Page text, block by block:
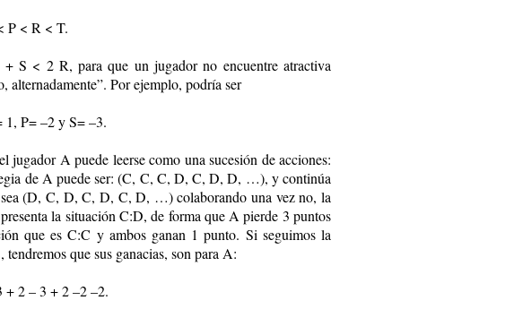
P < R < T.
S < 2 R, para que un jugador no encuentre atractiva
alternadamente”. Por ejemplo, podría ser
1, P= –2 y S= –3.
jugador A puede leerse como una sucesión de acciones:
de A puede ser: (C, C, C, D, C, D, D, …), y continúa
(D, C, D, C, D, C, D, …) colaborando una vez no, la
la situación C:D, de forma que A pierde 3 puntos
que es C:C y ambos ganan 1 punto. Si seguimos la
que sus ganacias, son para A:
+ 2 – 3 + 2 –2 –2.